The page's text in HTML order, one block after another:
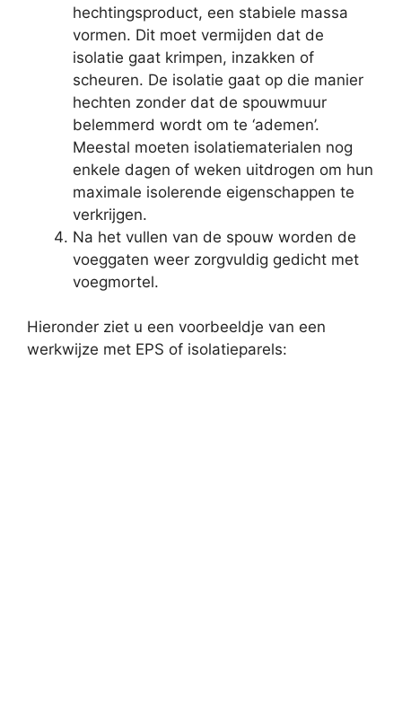
hechtingsproduct, een stabiele massa
vormen. Dit moet vermijden dat de
isolatie gaat krimpen, inzakken of
scheuren. De isolatie gaat op die manier
hechten zonder dat de spouwmuur
belemmerd wordt om te ‘ademen’.
Meestal moeten isolatiematerialen nog
enkele dagen of weken uitdrogen om hun
maximale isolerende eigenschappen te
verkrijgen.
Na het vullen van de spouw worden de
voeggaten weer zorgvuldig gedicht met
voegmortel.
Hieronder ziet u een voorbeeldje van een
werkwijze met EPS of isolatieparels: